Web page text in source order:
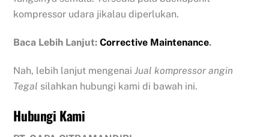
kompressor udara jikalau diperlukan.
Baca Lebih Lanjut:Corrective Maintenance.
Nah, lebih lanjut mengenaiJual kompressor angin
Tegal silahkan hubungi kami di bawah ini.
Hubungi Kami